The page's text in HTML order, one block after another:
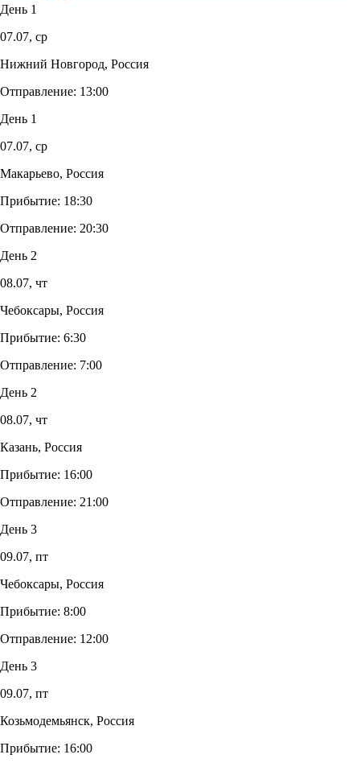
День 1
07.07, ср
Нижний Новгород, Россия
Отправление: 13:00
День 1
07.07, ср
Макарьево, Россия
Прибытие: 18:30
Отправление: 20:30
День 2
08.07, чт
Чебоксары, Россия
Прибытие: 6:30
Отправление: 7:00
День 2
08.07, чт
Казань, Россия
Прибытие: 16:00
Отправление: 21:00
День 3
09.07, пт
Чебоксары, Россия
Прибытие: 8:00
Отправление: 12:00
День 3
09.07, пт
Козьмодемьянск, Россия
Прибытие: 16:00